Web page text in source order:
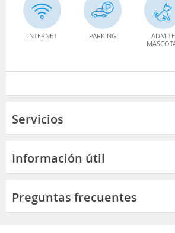
INTERNET PARKING
ADMITE
Servicios
Información útil
Preguntas frecuentes